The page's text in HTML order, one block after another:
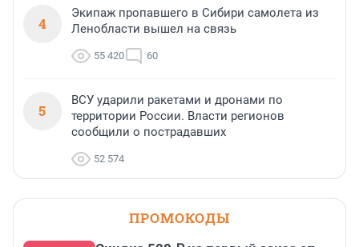
4
Экипаж пропавшего в Сибири самолета из
Ленобласти вышел на связь
55 420 60
5
ВСУ ударили ракетами и дронами по
территории России. Власти регионов
сообщили о пострадавших
52 574
ПРОМОКОДЫ